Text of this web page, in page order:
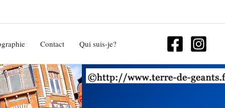
Contact Qui suis-je?